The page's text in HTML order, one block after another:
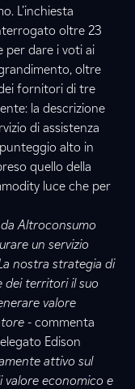
L’inchiesta
oltre 23
per dare i voti ai
oltre
fornitori di tre
la descrizione
di assistenza
alto in
quello della
luce che per
da Altroconsumo
un servizio
nostra strategia di
dei territori il suo
valore
- commenta
Edison
attivo sul
economico e